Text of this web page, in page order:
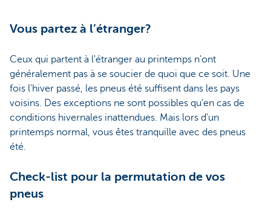
Vous partez à l’étranger?
Ceux qui partent à l'étranger au printemps n'ont
généralement pas à se soucier de quoi que ce soit. Une
fois l'hiver passé, les pneus été suffisent dans les pays
voisins. Des exceptions ne sont possibles qu'en cas de
conditions hivernales inattendues. Mais lors d'un
printemps normal, vous êtes tranquille avec des pneus
été.
Check-list pour la permutation de vos
pneus